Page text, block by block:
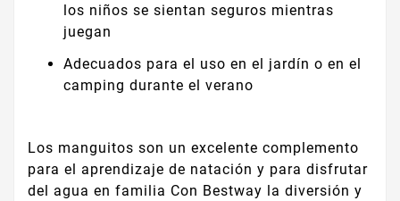
los niños se sientan seguros mientras
juegan
Adecuados para el uso en el jardín o en el
camping durante el verano
Los manguitos son un excelente complemento
para el aprendizaje de natación y para disfrutar
del agua en familia Con Bestway la diversión y